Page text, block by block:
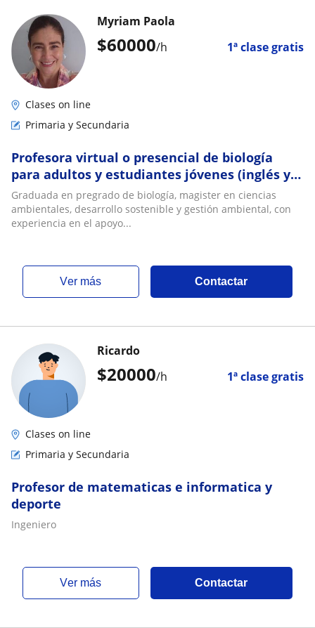
$60000/h 1ª clase gratis
Myriam Paola
Clases on line
Primaria y Secundaria
Profesora virtual o presencial de biología
para adultos y estudiantes jóvenes (inglés y
español)
Graduada en pregrado de biología, magister en ciencias
ambientales, desarrollo sostenible y gestión ambiental, con
experiencia en el apoyo...
ver más Contactar
$20000/h 1ª clase gratis
Ricardo
Clases on line
Primaria y Secundaria
Profesor de matematicas e informatica y
deporte
Ingeniero
ver más Contactar